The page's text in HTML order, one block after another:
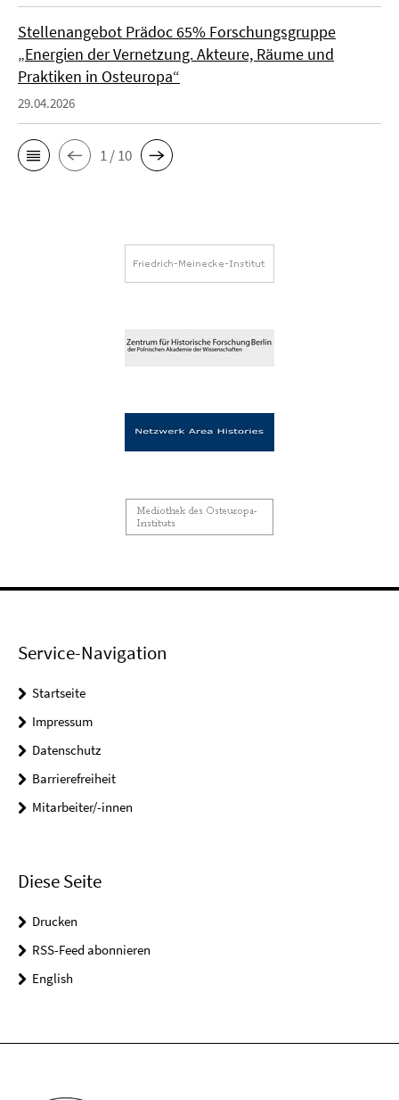
Stellenangebot Prädoc 65% Forschungsgruppe
„Energien der Vernetzung. Akteure, Räume und
Praktiken in Osteuropa“
29.04.2026
1 / 10
Service-Navigation
Startseite
Impressum
Datenschutz
Barrierefreiheit
Mitarbeiter/-innen
Diese Seite
Drucken
RSS-Feed abonnieren
English